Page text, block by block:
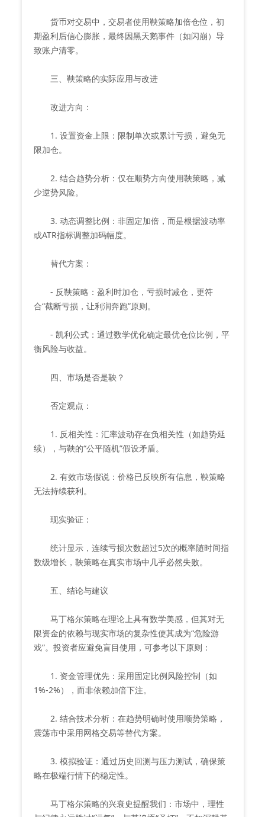
货币对交易中，交易者使用鞅策略加倍仓位，初
期盈利后信心膨胀，最终因黑天鹅事件（如闪崩）导
致账户清零。
三、鞅策略的实际应用与改进
改进方向：
1. 设置资金上限：限制单次或累计亏损，避免无
限加仓。
2. 结合趋势分析：仅在顺势方向使用鞅策略，减
少逆势风险。
3. 动态调整比例：非固定加倍，而是根据波动率
或ATR指标调整加码幅度。
替代方案：
- 反鞅策略：盈利时加仓，亏损时减仓，更符
合“截断亏损，让利润奔跑”原则。
- 凯利公式：通过数学优化确定最优仓位比例，平
衡风险与收益。
四、市场是否是鞅？
否定观点：
1. 反相关性：汇率波动存在负相关性（如趋势延
续），与鞅的“公平随机”假设矛盾。
2. 有效市场假说：价格已反映所有信息，鞅策略
无法持续获利。
现实验证：
统计显示，连续亏损次数超过5次的概率随时间指
数级增长，鞅策略在真实市场中几乎必然失败。
五、结论与建议
马丁格尔策略在理论上具有数学美感，但其对无
限资金的依赖与现实市场的复杂性使其成为“危险游
戏”。投资者应避免盲目使用，可参考以下原则：
1. 资金管理优先：采用固定比例风险控制（如
1%-2%），而非依赖加倍下注。
2. 结合技术分析：在趋势明确时使用顺势策略，
震荡市中采用网格交易等替代方案。
3. 模拟验证：通过历史回测与压力测试，确保策
略在极端行情下的稳定性。
马丁格尔策略的兴衰史提醒我们：市场中，理性